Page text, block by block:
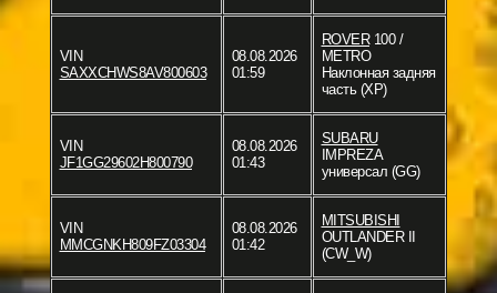
VIN
SAXXCHWS8AV800603
08.08.2026
01:59
ROVER100 /
METRO
Наклонная задняя
часть (XP)
VIN
JF1GG29602H800790
08.08.2026
01:43
SUBARU
IMPREZA
универсал (GG)
VIN
MMCGNKH809FZ03304
08.08.2026
01:42
MITSUBISHI
OUTLANDER II
(CW_W)